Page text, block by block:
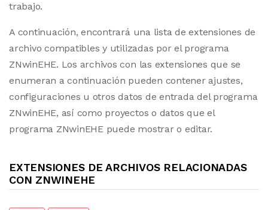
trabajo.
A continuación, encontrará una lista de extensiones de
archivo compatibles y utilizadas por el programa
ZNwinEHE. Los archivos con las extensiones que se
enumeran a continuación pueden contener ajustes,
configuraciones u otros datos de entrada del programa
ZNwinEHE, así como proyectos o datos que el
programa ZNwinEHE puede mostrar o editar.
EXTENSIONES DE ARCHIVOS RELACIONADAS
CON ZNWINEHE